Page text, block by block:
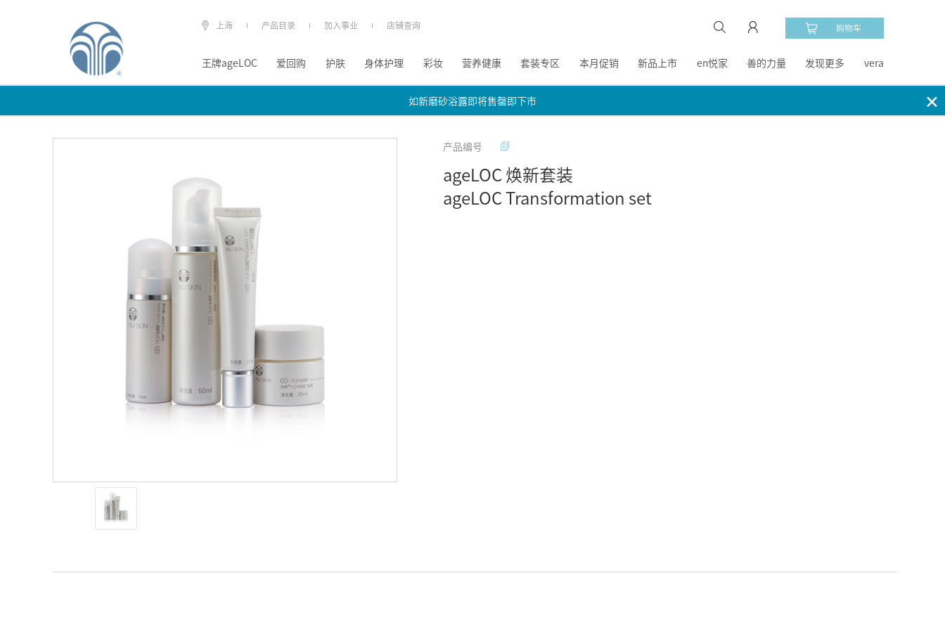
上海 产品目录 加入事业 店铺查询 购物车
王牌ageLOC 爱回购 护肤 身体护理 彩妆 营养健康 套装专区 本月促销 新品上市 en悦家 善的力量 发现更多 vera
✕
如新磨砂浴露即将售罄即下市
如新磨砂浴露即将售罄即下市
产品编号
ageLOC 焕新套装
ageLOC Transformation set